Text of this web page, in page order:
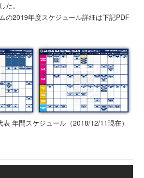
た。
の2019年度スケジュール詳細は下記PDF
年間スケジュール（2018/12/11現在）